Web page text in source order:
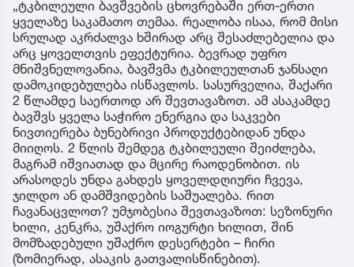
„ტკბილეული ბავშვების ცხოვრებაში ერთ-ერთი
ყველაზე საკამათო თემაა. რეალობა ისაა, რომ მისი
სრულად აკრძალვა ხშირად არც შესაძლებელია და
არც ყოველთვის ეფექტურია. ბევრად უფრო
მნიშვნელოვანია, ბავშვმა ტკბილეულთან ჯანსაღი
დამოკიდებულება ისწავლოს. სასურველია, შაქარი
2 წლამდე საერთოდ არ შევთავაზოთ. ამ ასაკამდე
ბავშვს ყველა საჭირო ენერგია და საკვები
ნივთიერება ბუნებრივი პროდუქტებიდან უნდა
მიიღოს. 2 წლის შემდეგ ტკბილეული შეიძლება,
მაგრამ იშვიათად და მცირე რაოდენობით. ის
არასოდეს უნდა გახდეს ყოველდღიური ჩვევა,
ჯილდო ან დამშვიდების საშუალება. რით
ჩავანაცვლოთ? უმჯობესია შევთავაზოთ: სეზონური
ხილი, კენკრა, უშაქრო იოგურტი ხილით, შინ
მომზადებული უშაქრო დესერტები – ჩირი
(ზომიერად, ასაკის გათვალისწინებით).